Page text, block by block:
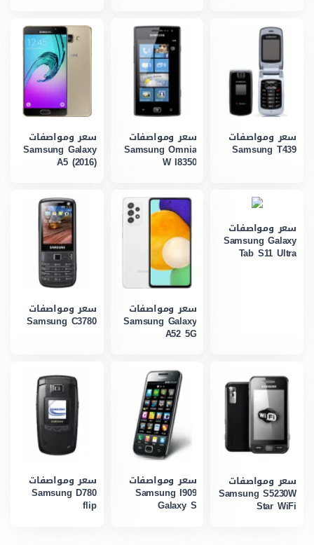
سعر ومواصفات
Samsung T439
سعر ومواصفات
Samsung Omnia
W I8350
سعر ومواصفات
Samsung Galaxy
A5 (2016)
سعر ومواصفات
Samsung Galaxy
Tab S11 Ultra
سعر ومواصفات
Samsung Galaxy
A52 5G
سعر ومواصفات
Samsung C3780
سعر ومواصفات
Samsung S5230W
Star WiFi
سعر ومواصفات
Samsung I909
Galaxy S
سعر ومواصفات
Samsung D780
flip